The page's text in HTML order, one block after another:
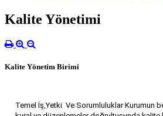
Kalite Yönetimi
Kalite Yönetim Birimi
Temel İş,Yetki Ve Sorumluluklar Kurumun